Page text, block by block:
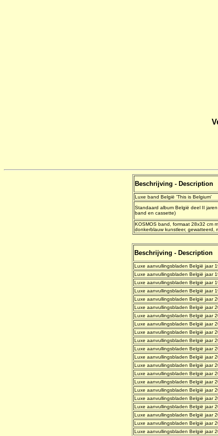
Beschrijving - Description
Luxe band België 'This is Belgium'
Standaard album België deel II
band en cassette)
KOSMOS band, formaat 28x32 cm
donkerblauw kunstleer, gewatteerd,
Beschrijving - Description
Luxe aanvullingsbladen België jaar
Luxe aanvullingsbladen België jaar
Luxe aanvullingsbladen België jaar
Luxe aanvullingsbladen België jaar
Luxe aanvullingsbladen België jaar
Luxe aanvullingsbladen België jaar
Luxe aanvullingsbladen België jaar
Luxe aanvullingsbladen België jaar
Luxe aanvullingsbladen België jaar
Luxe aanvullingsbladen België jaar
Luxe aanvullingsbladen België jaar
Luxe aanvullingsbladen België jaar
Luxe aanvullingsbladen België jaar
Luxe aanvullingsbladen België jaar
Luxe aanvullingsbladen België jaar
Luxe aanvullingsbladen België jaar
Luxe aanvullingsbladen België jaar
Luxe aanvullingsbladen België jaar
Luxe aanvullingsbladen België jaar
Luxe aanvullingsbladen België jaar
Luxe aanvullingsbladen België jaar